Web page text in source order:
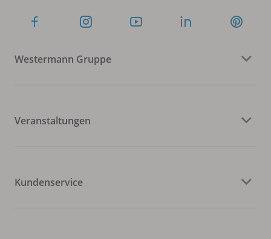
Westermann Gruppe
Veranstaltungen
Kundenservice